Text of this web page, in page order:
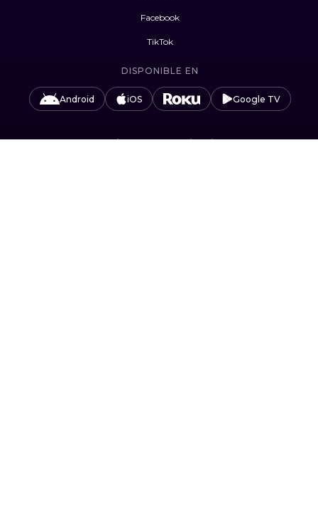
Facebook
TikTok
DISPONIBLE EN
Android iOS Google TV